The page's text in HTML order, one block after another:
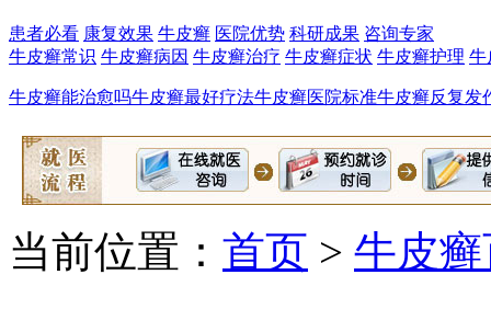
患者必看 康复效果 牛皮癣 医院优势 科研成果 咨询专家
牛皮癣常识 牛皮癣病因 牛皮癣治疗 牛皮癣症状 牛皮癣护理 牛
牛皮癣能治愈吗牛皮癣最好疗法牛皮癣医院标准牛皮癣反复发
当前位置： 首页 > 牛皮